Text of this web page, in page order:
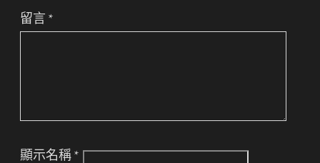
留言 *
顯示名稱 *